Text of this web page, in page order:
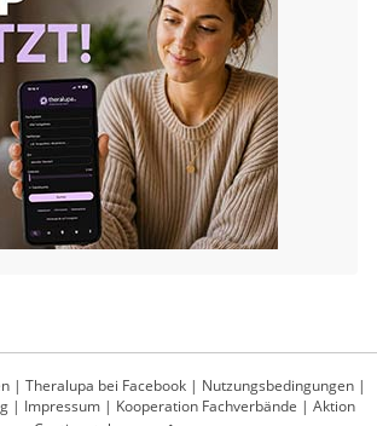
| Theralupa bei Facebook | Nutzungsbedingungen |
| Impressum| Kooperation Fachverbände | Aktion